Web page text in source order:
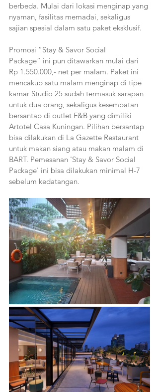
berbeda. Mulai dari lokasi menginap yang
nyaman, fasilitas memadai, sekaligus
sajian spesial dalam satu paket eksklusif.
Promosi “Stay & Savor Social
Package” ini pun ditawarkan mulai dari
Rp 1.550.000,- net per malam. Paket ini
mencakup satu malam menginap di tipe
kamar Studio 25 sudah termasuk sarapan
untuk dua orang, sekaligus kesempatan
bersantap di outlet F&B yang dimiliki
Artotel Casa Kuningan. Pilihan bersantap
bisa dilakukan di La Gazette Restaurant
untuk makan siang atau makan malam di
BART. Pemesanan 'Stay & Savor Social
Package' ini bisa dilakukan minimal H-7
sebelum kedatangan.